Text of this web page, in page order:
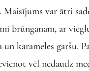
Maisījums var ātri
brūnganam, ar
un karameles garšu.
vēl nedaudz